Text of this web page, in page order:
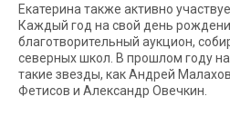
Екатерина также активно
Каждый год на свой день
благотворительный аукцион,
северных школ. В прошлом году
такие звезды, как Андрей
Фетисов и Александр Овечкин.